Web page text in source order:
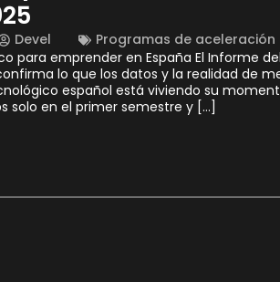
Devel
Programas de aceleración
para emprender en España El Informe
lo que los datos y la realidad de
español está viviendo su
solo en el primer semestre y […]